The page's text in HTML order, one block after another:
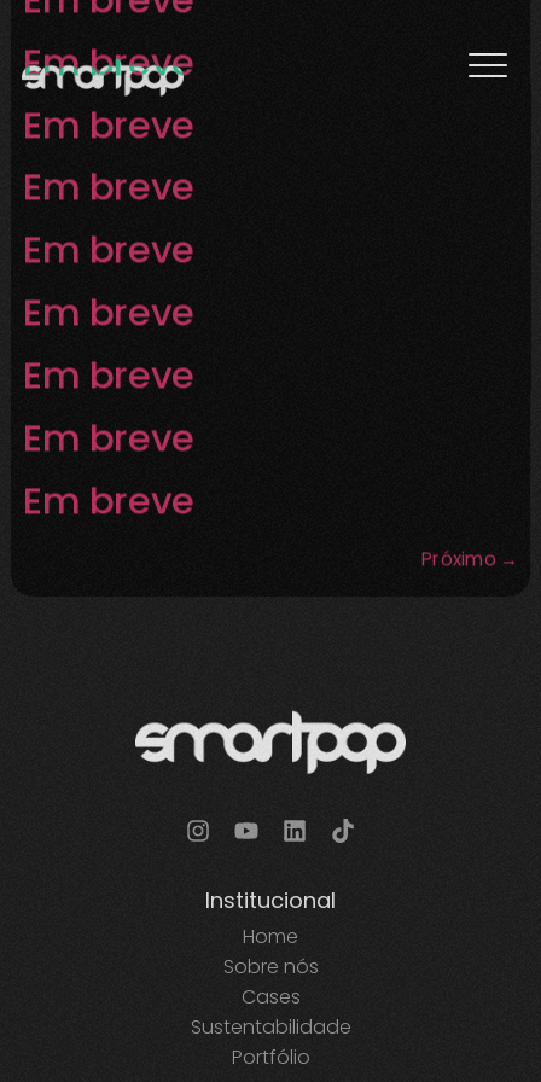
Em breve
Em breve
Em breve
Em breve
Em breve
Em breve
Em breve
Em breve
Próximo →
Institucional
Home
Sobre nós
Cases
Sustentabilidade
Portfólio